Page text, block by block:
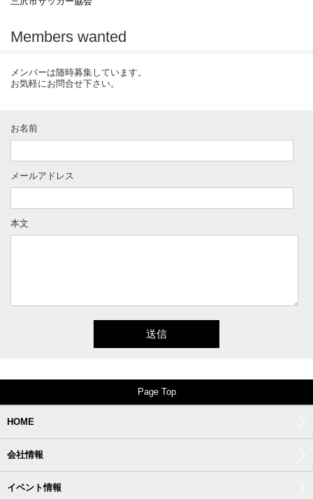
Members wanted
メンバーは随時募集しています。
お気軽にお問合せ下さい。
お名前
メールアドレス
本文
Page Top
HOME
会社情報
イベント情報